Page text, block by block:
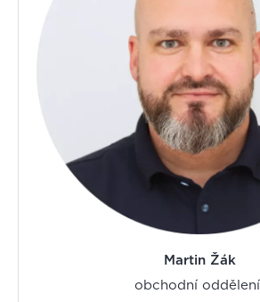
Martin Žák
obchodní oddělení